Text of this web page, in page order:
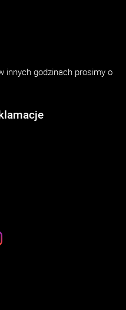
innych godzinach prosimy o